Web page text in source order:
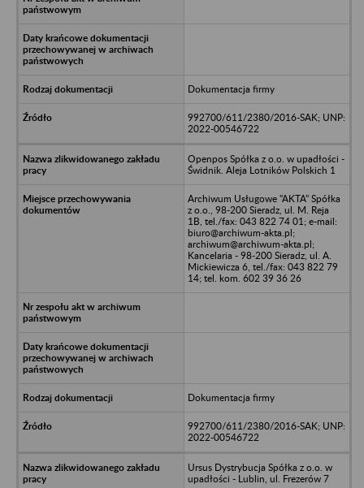
Dokumentacja firmy
992700/611/2380/2016-SAK; UNP:
2022-00546722
Openpos Spółka z o.o. w upadłości -
Świdnik. Aleja Lotników Polskich 1
Archiwum Usługowe "AKTA" Spółka
z o.o., 98-200 Sieradz, ul. M. Reja
1B, tel./fax: 043 822 74 01; e-mail:
biuro@archiwum-akta.pl;
archiwum@archiwum-akta.pl;
Kancelaria - 98-200 Sieradz, ul. A.
Mickiewicza 6, tel./fax: 043 822 79
14; tel. kom. 602 39 36 26
Dokumentacja firmy
992700/611/2380/2016-SAK; UNP:
2022-00546722
Ursus Dystrybucja Spółka z o.o. w
upadłości - Lublin, ul. Frezerów 7